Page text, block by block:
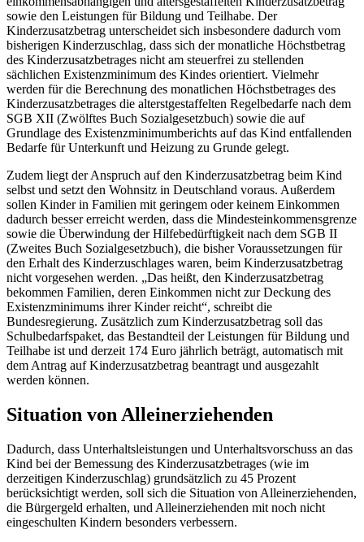
sowie den Leistungen für Bildung und Teilhabe. Der
Kinderzusatzbetrag unterscheidet sich insbesondere dadurch vom
bisherigen Kinderzuschlag, dass sich der monatliche Höchstbetrag
des Kinderzusatzbetrages nicht am steuerfrei zu stellenden
sächlichen Existenzminimum des Kindes orientiert. Vielmehr
werden für die Berechnung des monatlichen Höchstbetrages des
Kinderzusatzbetrages die alterstgestaffelten Regelbedarfe nach dem
SGB XII (Zwölftes Buch Sozialgesetzbuch) sowie die auf
Grundlage des Existenzminimumberichts auf das Kind entfallenden
Bedarfe für Unterkunft und Heizung zu Grunde gelegt.
Zudem liegt der Anspruch auf den Kinderzusatzbetrag beim Kind
selbst und setzt den Wohnsitz in Deutschland voraus. Außerdem
sollen Kinder in Familien mit geringem oder keinem Einkommen
dadurch besser erreicht werden, dass die Mindesteinkommensgrenze
sowie die Überwindung der Hilfebedürftigkeit nach dem SGB II
(Zweites Buch Sozialgesetzbuch), die bisher Voraussetzungen für
den Erhalt des Kinderzuschlages waren, beim Kinderzusatzbetrag
nicht vorgesehen werden. „Das heißt, den Kinderzusatzbetrag
bekommen Familien, deren Einkommen nicht zur Deckung des
Existenzminimums ihrer Kinder reicht“, schreibt die
Bundesregierung. Zusätzlich zum Kinderzusatzbetrag soll das
Schulbedarfspaket, das Bestandteil der Leistungen für Bildung und
Teilhabe ist und derzeit 174 Euro jährlich beträgt, automatisch mit
dem Antrag auf Kinderzusatzbetrag beantragt und ausgezahlt
werden können.
Situation von Alleinerziehenden
Dadurch, dass Unterhaltsleistungen und Unterhaltsvorschuss an das
Kind bei der Bemessung des Kinderzusatzbetrages (wie im
derzeitigen Kinderzuschlag) grundsätzlich zu 45 Prozent
berücksichtigt werden, soll sich die Situation von Alleinerziehenden,
die Bürgergeld erhalten, und Alleinerziehenden mit noch nicht
eingeschulten Kindern besonders verbessern.